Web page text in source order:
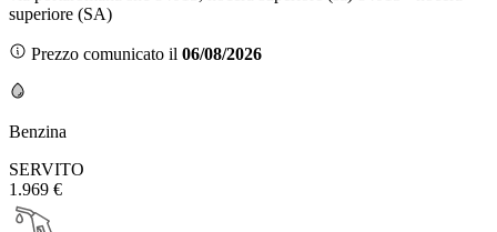
superiore (SA)
Prezzo comunicato il 06/08/2026
Benzina
SERVITO
1.969 €